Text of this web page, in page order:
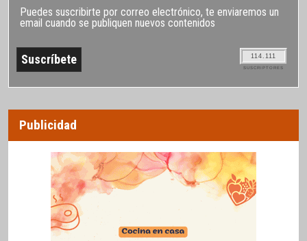
Puedes suscribirte por correo electrónico, te enviaremos un
email cuando se publiquen nuevos contenidos
114.111
SUSCRIPTORES
Publicidad